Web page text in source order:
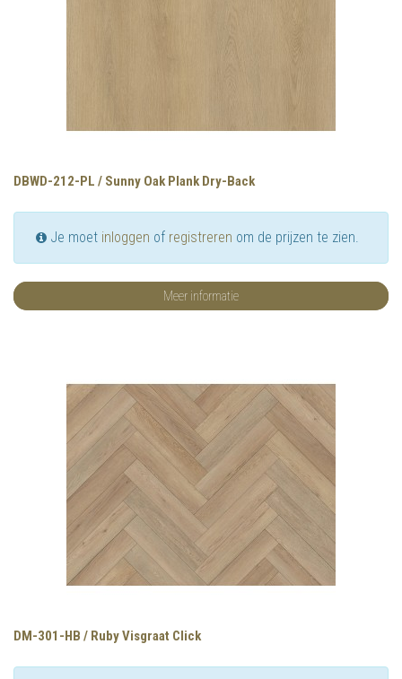
DBWD-212-PL / Sunny Oak Plank Dry-Back
Je moet inloggen of registreren om de prijzen te zien.
Meer informatie
DM-301-HB / Ruby Visgraat Click